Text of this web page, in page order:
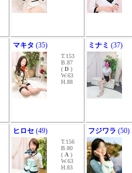
マキタ (35)
T.153
B.87
( D )
W.63
H.88
ミナミ (37)
ヒロセ (49)
T.156
B.80
( A )
W.63
H.83
フジワラ (50)